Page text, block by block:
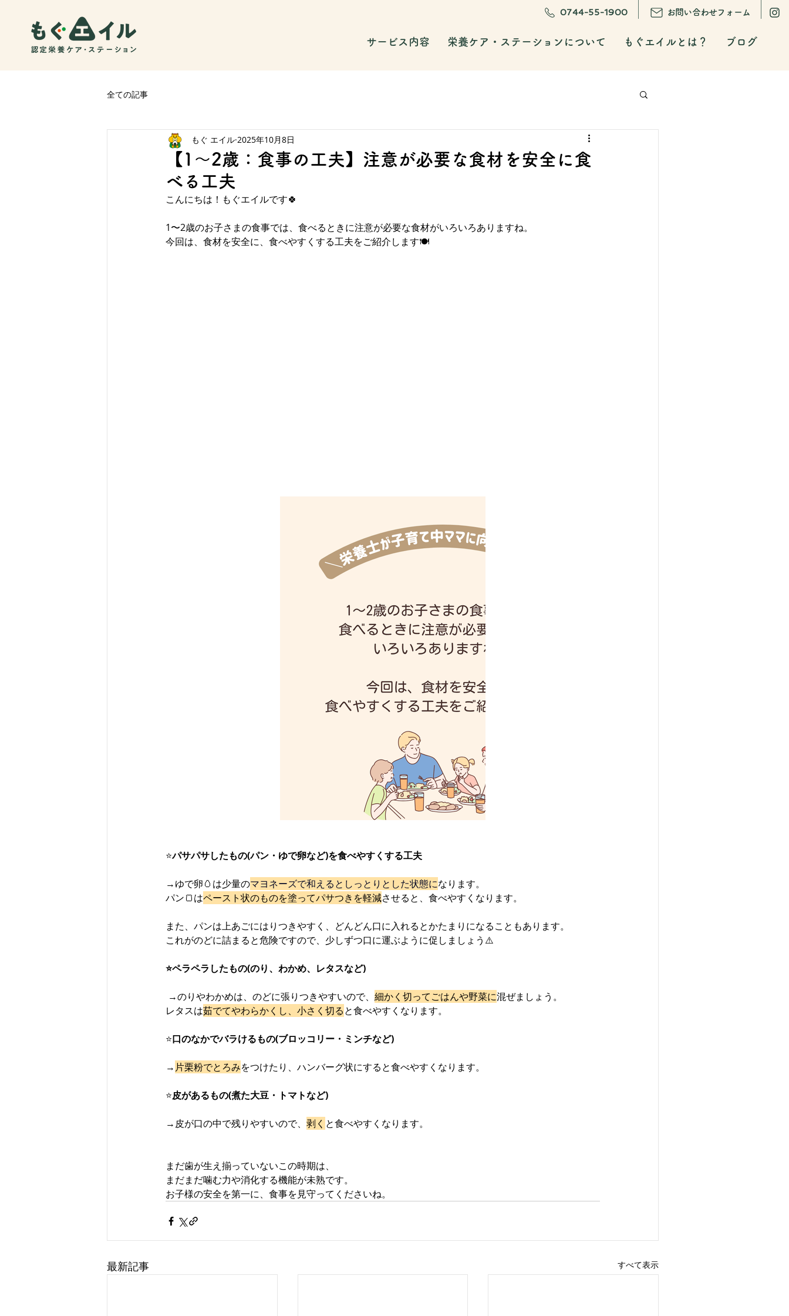
0744-55-1900 お問い合わせフォーム
サービス内容 栄養ケア・ステーションについて もぐエイルとは？ ブログ
全ての記事
【1〜2歳：食事の工夫】注意が必要な食材を安全に食
べる工夫
もぐ エイル 2025年10月8日
こんにちは！もぐエイルです🍀
1〜2歳のお子さまの食事では、食べるときに注意が必要な食材がいろいろありますね。
今回は、食材を安全に、食べやすくする工夫をご紹介します🍽️
⭐️パサパサしたもの(パン・ゆで卵など)を食べやすくする工夫
→ゆで卵🥚は少量のマヨネーズで和えるとしっとりとした状態になります。
パン🍞はペースト状のものを塗ってパサつきを軽減させると、食べやすくなります。
また、パンは上あごにはりつきやすく、どんどん口に入れるとかたまりになることもあります。
これがのどに詰まると危険ですので、少しずつ口に運ぶように促しましょう⚠️
⭐️ペラペラしたもの(のり、わかめ、レタスなど)
→のりやわかめは、のどに張りつきやすいので、 細かく切ってごはんや野菜に混ぜましょう。
レタスは茹でてやわらかくし、小さく切ると食べやすくなります。
⭐️口のなかでバラけるもの(ブロッコリー・ミンチなど)
→ 片栗粉でとろみをつけたり、ハンバーグ状にすると食べやすくなります。
⭐️皮があるもの(煮た大豆・トマトなど)
→皮が口の中で残りやすいので、 剥く と食べやすくなります。
まだ歯が生え揃っていないこの時期は、
まだまだ噛む力や消化する機能が未熟です。
お子様の安全を第一に、食事を見守ってくださいね。
最新記事 すべて表示